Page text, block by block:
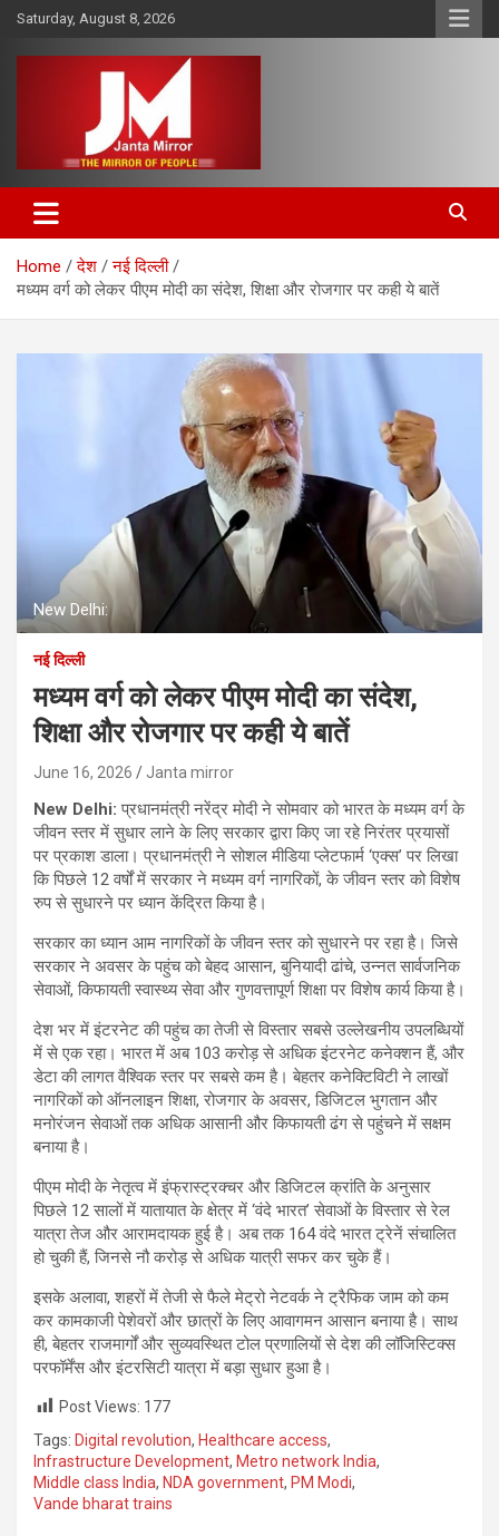
Skip
content
Saturday, August 8, 2026
Janta Mirror
Home देश
नई दिल्ली
मध्यम वर्ग को लेकर पीएम मोदी का संदेश, शिक्षा और रोजगार पर कही ये बातें
New Delhi:
नई दिल्ली
मध्यम वर्ग को लेकर पीएम मोदी का संदेश,
शिक्षा और रोजगार पर कही ये बातें
June 16, 2026 Janta mirror
New Delhi:प्रधानमंत्री नरेंद्र मोदी ने सोमवार को भारत के मध्यम वर्ग के
जीवन स्तर में सुधार लाने के लिए सरकार द्वारा किए जा रहे निरंतर प्रयासों
पर प्रकाश डाला। प्रधानमंत्री ने सोशल मीडिया प्लेटफार्म ‘एक्स’ पर लिखा
कि पिछले 12 वर्षों में सरकार ने मध्यम वर्ग नागरिकों, के जीवन स्तर को विशेष
रुप से सुधारने पर ध्यान केंद्रित किया है।
सरकार का ध्यान आम नागरिकों के जीवन स्तर को सुधारने पर रहा है। जिसे
सरकार ने अवसर के पहुंच को बेहद आसान, बुनियादी ढांचे, उन्नत सार्वजनिक
सेवाओं, किफायती स्वास्थ्य सेवा और गुणवत्तापूर्ण शिक्षा पर विशेष कार्य किया है।
देश भर में इंटरनेट की पहुंच का तेजी से विस्तार सबसे उल्लेखनीय उपलब्धियों
में से एक रहा। भारत में अब 103 करोड़ से अधिक इंटरनेट कनेक्शन हैं, और
डेटा की लागत वैश्विक स्तर पर सबसे कम है। बेहतर कनेक्टिविटी ने लाखों
नागरिकों को ऑनलाइन शिक्षा, रोजगार के अवसर, डिजिटल भुगतान और
मनोरंजन सेवाओं तक अधिक आसानी और किफायती ढंग से पहुंचने में सक्षम
बनाया है।
पीएम मोदी के नेतृत्व में इंफ्रास्ट्रक्चर और डिजिटल क्रांति के अनुसार
पिछले 12 सालों में यातायात के क्षेत्र में ‘वंदे भारत’ सेवाओं के विस्तार से रेल
यात्रा तेज और आरामदायक हुई है। अब तक 164 वंदे भारत ट्रेनें संचालित
हो चुकी हैं, जिनसे नौ करोड़ से अधिक यात्री सफर कर चुके हैं।
इसके अलावा, शहरों में तेजी से फैले मेट्रो नेटवर्क ने ट्रैफिक जाम को कम
कर कामकाजी पेशेवरों और छात्रों के लिए आवागमन आसान बनाया है। साथ
ही, बेहतर राजमार्गों और सुव्यवस्थित टोल प्रणालियों से देश की लॉजिस्टिक्स
परफॉर्मेंस और इंटरसिटी यात्रा में बड़ा सुधार हुआ है।
Post Views: 177
Tags: Digital revolution, Healthcare access,
Infrastructure Development, Metro network India,
Middle class India, NDA government, PM Modi,
Vande bharat trains